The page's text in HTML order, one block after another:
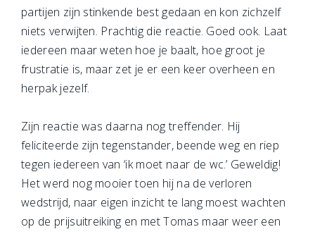
partijen zijn stinkende best gedaan en kon zichzelf
niets verwijten. Prachtig die reactie. Goed ook. Laat
iedereen maar weten hoe je baalt, hoe groot je
frustratie is, maar zet je er een keer overheen en
herpak jezelf.
Zijn reactie was daarna nog treffender. Hij
feliciteerde zijn tegenstander, beende weg en riep
tegen iedereen van ‘ik moet naar de wc.’ Geweldig!
Het werd nog mooier toen hij na de verloren
wedstrijd, naar eigen inzicht te lang moest wachten
op de prijsuitreiking en met Tomas maar weer een